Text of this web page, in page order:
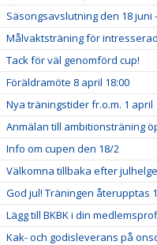
Säsongsavslutning den 18 juni
Målvaktsträning för
Tack för väl genomförd cup!
Föräldramöte 8 april 18:00
Nya träningstider fr.o.m. 1 april
Anmälan till ambitionsträning
Info om cupen den 18/2
Välkomna tillbaka efter
God jul! Träningen återupptas
Lägg till BKBK i din
Kak- och godisleverans på